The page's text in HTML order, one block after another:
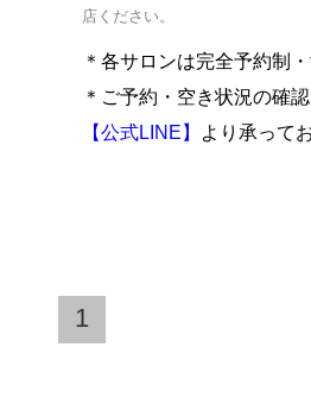
店ください。
＊各サロンは完全予約制
＊ご予約・空き状況の確
【公式LINE】
より承って
1